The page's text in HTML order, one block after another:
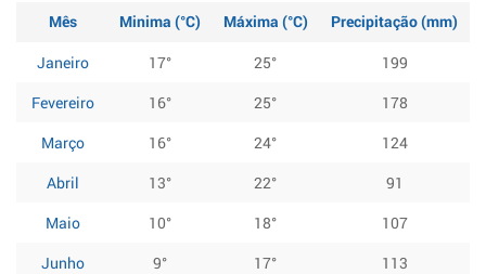
Mês Minima (°C) Máxima (°C)
Precipitação (mm)
Janeiro
17° 25°
199
Fevereiro
16° 25°
178
Março
16° 24°
124
Abril
13° 22°
91
Maio
10° 18°
107
Junho
9° 17°
113